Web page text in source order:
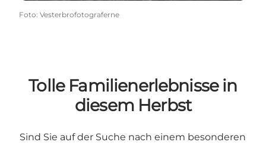
Foto: Vesterbrofotograferne
Tolle Familienerlebnisse in
diesem Herbst
Sind Sie auf der Suche nach einem besonderen